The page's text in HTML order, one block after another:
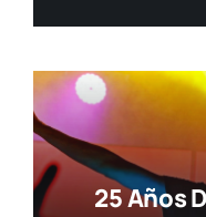
25 Años